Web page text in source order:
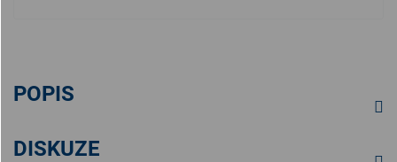
POPIS
DISKUZE